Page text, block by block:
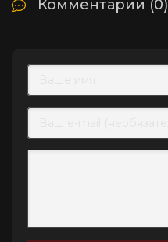
Комментарии (0)